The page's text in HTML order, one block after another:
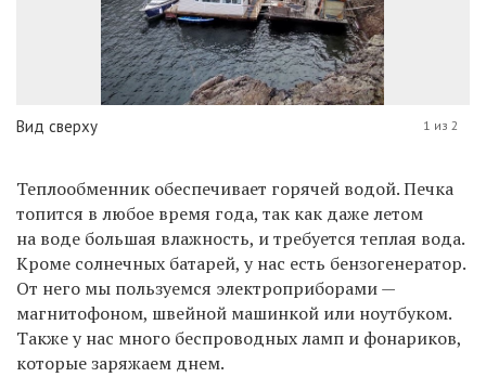
Вид сверху 1 из 2
Теплообменник обеспечивает горячей водой. Печка
топится в любое время года, так как даже летом
на воде большая влажность, и требуется теплая вода.
Кроме солнечных батарей, у нас есть бензогенератор.
От него мы пользуемся электроприборами —
магнитофоном, швейной машинкой или ноутбуком.
Также у нас много беспроводных ламп и фонариков,
которые заряжаем днем.